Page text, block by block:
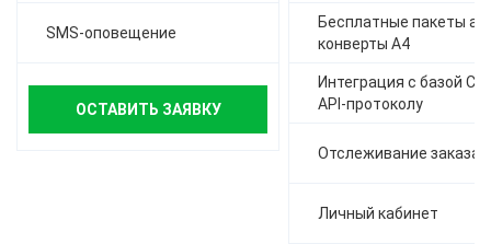
SMS-оповещение
ОСТАВИТЬ ЗАЯВКУ
Бесплатные пакеты а-
конверты А4
Интеграция с базой
API-протоколу
Отслеживание заказа
Личный кабинет